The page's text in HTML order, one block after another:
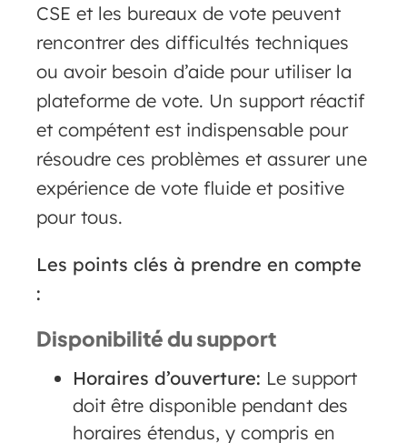
CSE et les bureaux de vote peuvent
rencontrer des difficultés techniques
ou avoir besoin d’aide pour utiliser la
plateforme de vote. Un support réactif
et compétent est indispensable pour
résoudre ces problèmes et assurer une
expérience de vote fluide et positive
pour tous.
Les points clés à prendre en compte
:
Disponibilité du support
Horaires d’ouverture: Le support
doit être disponible pendant des
horaires étendus, y compris en